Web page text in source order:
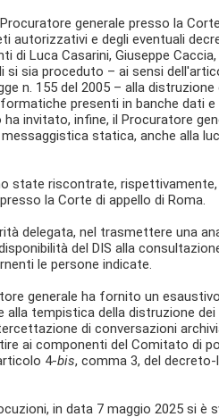
generale presso la
autorizzativi e degli eventuali
di Luca Casarini, Giuseppe
si sia proceduto – ai sensi
n. 155 del 2005 – alla
presenti in banche dati e
invitato, infine, il Procuratore
statica, anche alla
state riscontrate,
la Corte di appello di Roma.
delegata, nel trasmettere una
del DIS alla
le persone indicate.
generale ha fornito un
alla tempistica della distruzione
di conversazioni
ai componenti del Comitato di
4-bis, comma 3, del
in data 7 maggio 2025 si è